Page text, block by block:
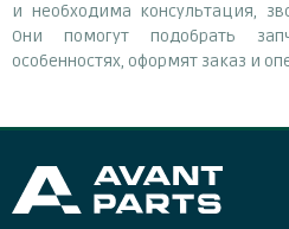
и необходима консультация,
Они помогут подобрать
особенностях, оформят заказ и